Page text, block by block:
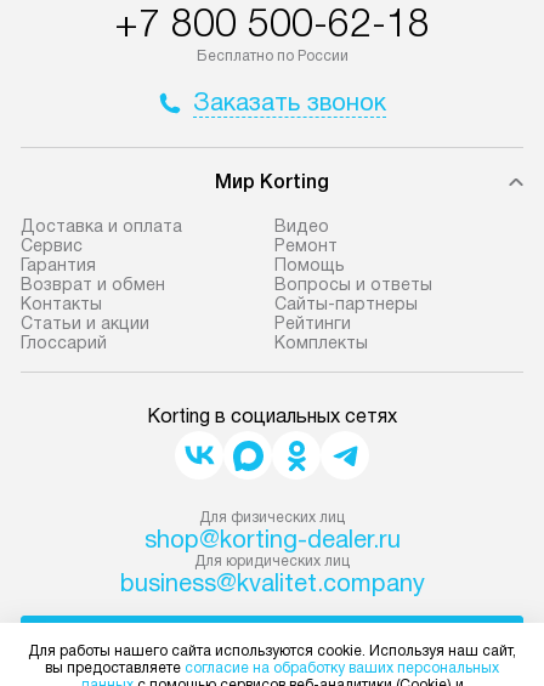
+7 800 500-62-18
Бесплатно по России
Заказать звонок
Мир Korting
Доставка и оплата
Сервис
Гарантия
Возврат и обмен
Контакты
Статьи и акции
Глоссарий
Видео
Ремонт
Помощь
Вопросы и ответы
Сайты-партнеры
Рейтинги
Комплекты
Korting в социальных сетях
Для физических лиц
shop@korting-dealer.ru
Для юридических лиц
business@kvalitet.company
Для работы нашего сайта используются cookie. Используя наш сайт,
вы предоставляете согласие на обработку ваших персональных